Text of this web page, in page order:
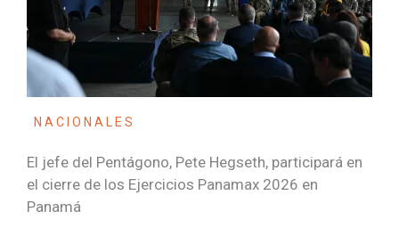
NACIONALES
El jefe del Pentágono, Pete Hegseth, participará en
el cierre de los Ejercicios Panamax 2026 en
Panamá